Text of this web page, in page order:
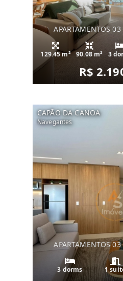
APARTAMENTOS
129.45 m² 90.08 m² 3
R$
CAPÃO DA CANOA
Navegantes
APARTAMENTOS
3 dorms 1